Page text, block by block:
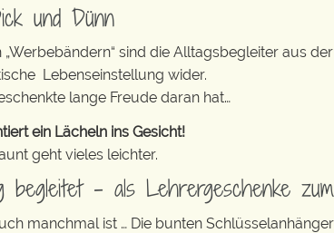
und Dünn
sind die Alltagsbegleiter aus
Lebenseinstellung wider.
lange Freude daran hat…
ein Lächeln ins Gesicht!
geht vieles leichter.
begleitet – als Lehrergeschenke
manchmal ist … Die bunten